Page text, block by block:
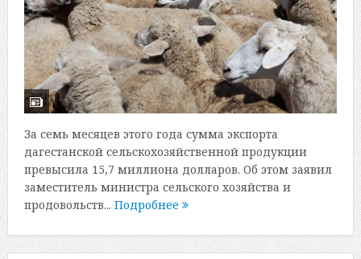
За семь месяцев этого года сумма экспорта
дагестанской сельскохозяйственной продукции
превысила 15,7 миллиона долларов. Об этом заявил
заместитель министра сельского хозяйства и
продовольств... Подробнее